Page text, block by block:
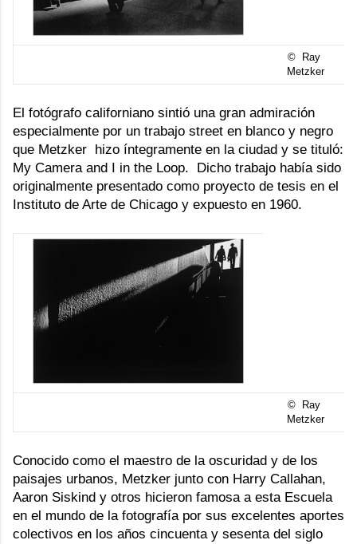
© Ray
Metzker
El fotógrafo californiano sintió una gran admiración
especialmente por un trabajo street en blanco y negro
que Metzker hizo íntegramente en la ciudad y se tituló:
My Camera and I in the Loop. Dicho trabajo había sido
originalmente presentado como proyecto de tesis en el
Instituto de Arte de Chicago y expuesto en 1960.
© Ray
Metzker
Conocido como el maestro de la oscuridad y de los
paisajes urbanos, Metzker junto con Harry Callahan,
Aaron Siskind y otros hicieron famosa a esta Escuela
en el mundo de la fotografía por sus excelentes aportes
colectivos en los años cincuenta y sesenta del siglo